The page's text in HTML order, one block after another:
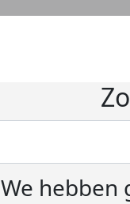
We hebben